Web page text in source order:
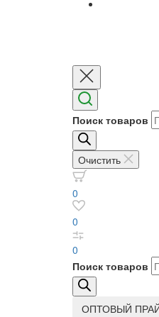
Поиск товаров
Очистить
0
0
0
Поиск товаров
ОПТОВЫЙ